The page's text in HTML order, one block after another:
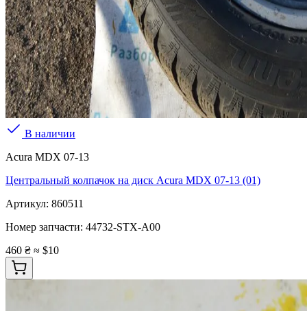
В наличии
Acura MDX 07-13
Центральный колпачок на диск Acura MDX 07-13 (01)
Артикул: 860511
Номер запчасти: 44732-STX-A00
460 ₴ ≈ $10